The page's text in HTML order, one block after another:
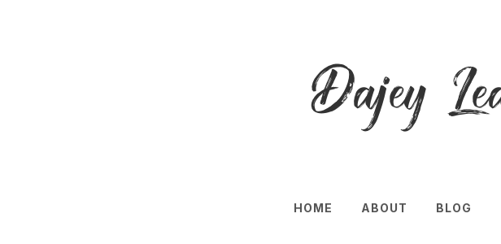
HOME ABOUT BLOG